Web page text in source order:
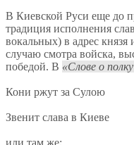
В Киевской Руси еще до
традиция исполнения
вокальных) в адрес
случаю смотра войска,
победой. В
Слове о
Кони ржут за Сулою
Звенит слава в Киеве
или там же: